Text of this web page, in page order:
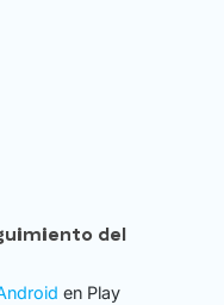
del
en Play